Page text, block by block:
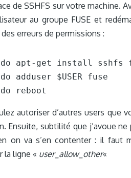
de SSHFS sur votre machine.
au groupe FUSE et
erreurs de permissions :
apt-get install sshfs
adduser $USER fuse
reboot
autoriser d’autres users que
Ensuite, subtilité que j’avoue
on va s’en contenter : il faut
la ligne « user_allow_other«